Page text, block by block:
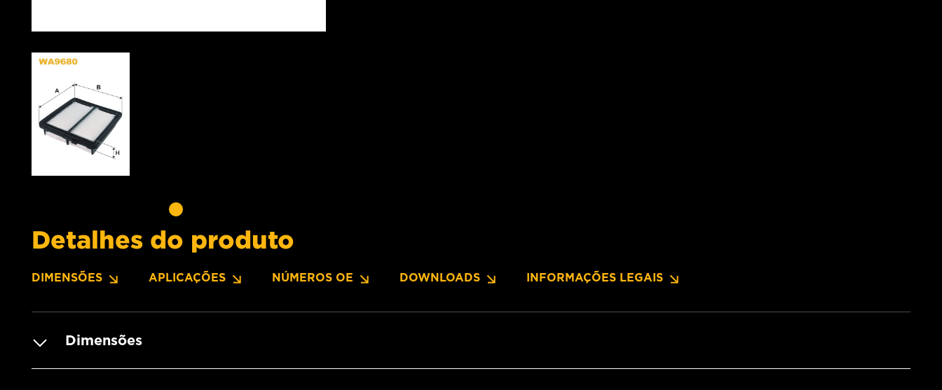
Detalhes do produto
DIMENSÕES APLICAÇÕES NÚMEROS OE DOWNLOADS INFORMAÇÕES LEGAIS
Dimensões